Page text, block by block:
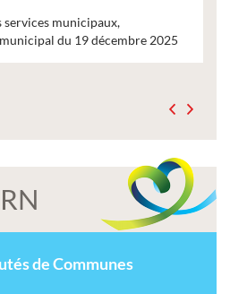
services municipaux,
du 19 décembre 2025
de Communes